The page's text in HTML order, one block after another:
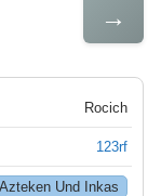
→
Rocich
123rf
Und Inkas